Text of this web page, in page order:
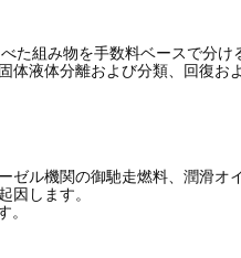
組み物を手数料ベースで分
液体分離および分類、回復
ル機関の御馳走燃料、潤滑オ
因します。
。